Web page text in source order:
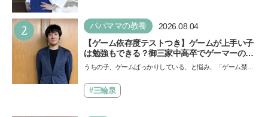
い…
2 パパママの教養 2026.08.04
【ゲーム依存度テストつき】ゲームが上手い子
は勉強もできる？御三家中高卒でゲーマーの医
師・阿部智史さんが教えるゲームしながら受験
うちの子、ゲームばっかりしている、と悩み、「ゲーム禁
も…
#三輪泉